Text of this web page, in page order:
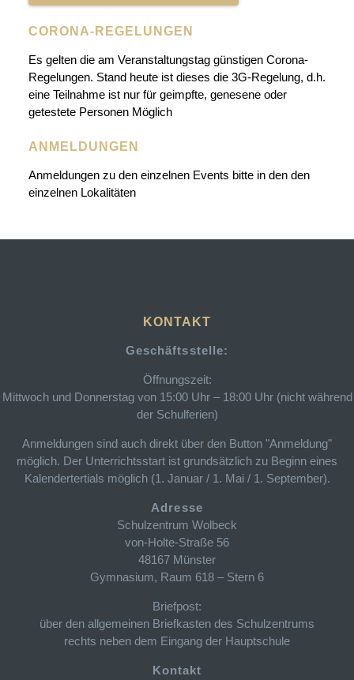
CORONA-REGELUNGEN
Es gelten die am Veranstaltungstag günstigen Corona-
Regelungen. Stand heute ist dieses die 3G-Regelung, d.h.
eine Teilnahme ist nur für geimpfte, genesene oder
getestete Personen Möglich
ANMELDUNGEN
Anmeldungen zu den einzelnen Events bitte in den den
einzelnen Lokalitäten
KONTAKT
Geschäftsstelle:
Öffnungszeit:
Mittwoch und Donnerstag von 15:00 Uhr – 18:00 Uhr (nicht während
der Schulferien)
Anmeldungen sind auch direkt über den Button "Anmeldung"
möglich. Der Unterrichtsstart ist grundsätzlich zu Beginn eines
Kalendertertials möglich (1. Januar / 1. Mai / 1. September).
Adresse
Schulzentrum Wolbeck
von-Holte-Straße 56
48167 Münster
Gymnasium, Raum 618 – Stern 6
Briefpost:
über den allgemeinen Briefkasten des Schulzentrums
rechts neben dem Eingang der Hauptschule
Kontakt